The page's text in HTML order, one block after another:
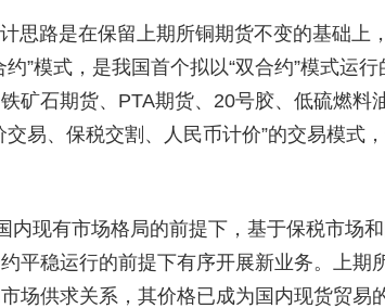
思路是在保留上期所铜期货不变的基础上
”模式，是我国首个拟以“双合约”模式运
矿石期货、PTA期货、20号胶、低硫燃料
易、保税交割、人民币计价”的交易模式
内现有市场格局的前提下，基于保税市场
平稳运行的前提下有序开展新业务。上期
场供求关系，其价格已成为国内现货贸易